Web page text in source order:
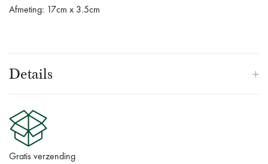
Afmeting: 17cm x 3.5cm
Details
Gratis verzending